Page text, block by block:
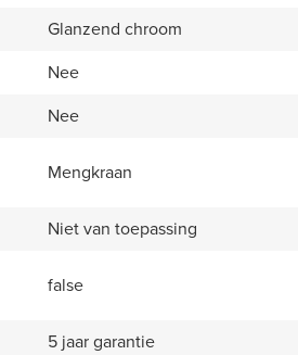
Glanzend chroom
Nee
Nee
Mengkraan
Niet van toepassing
false
5 jaar garantie